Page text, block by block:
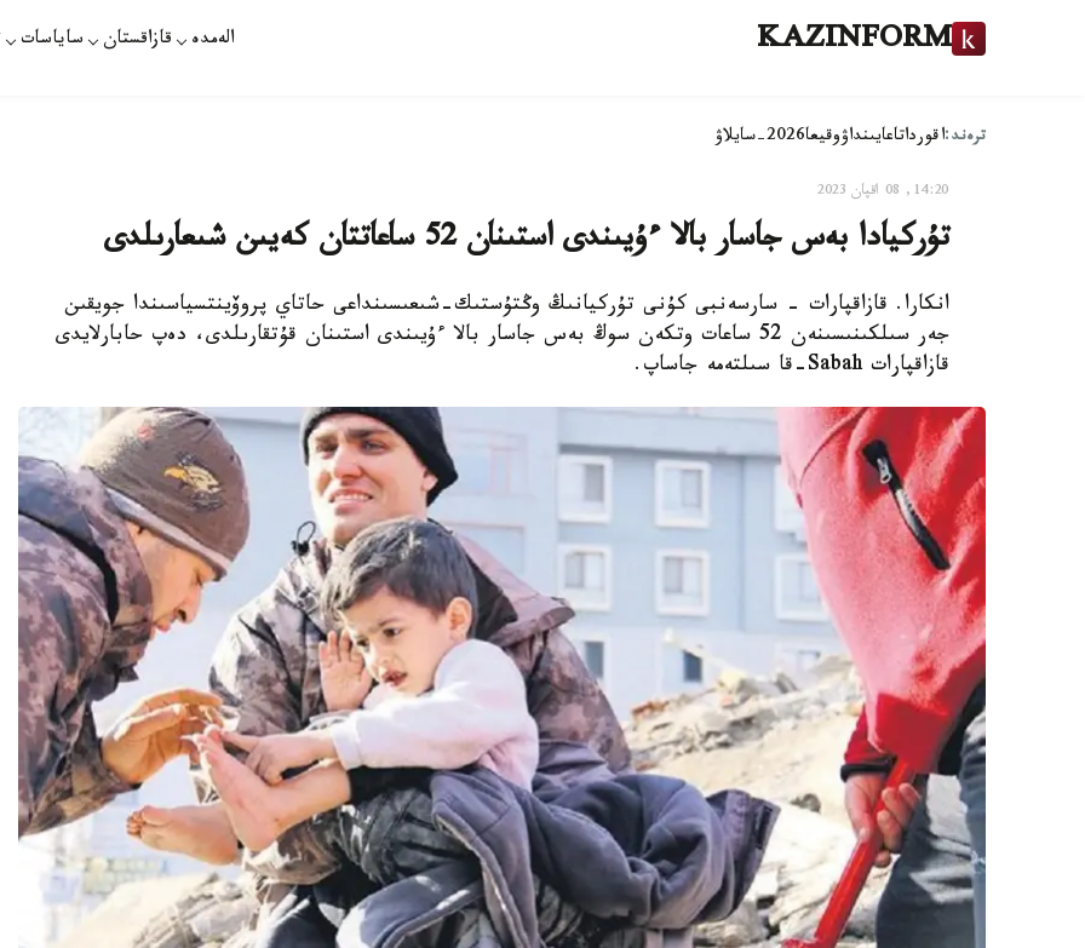
KAZINFORM الەمدە قازاقستان ساياسات
ترەند:اقورداتاعايىنداۋوقيعا2026-سايلاۋ
14:20, 08 اقپان 2023
تۇركيادا بەس جاسار بالا ءۇيىندى استىنان 52 ساعاتتان كەيىن شىعارىلدى
انكارا. قازاقپارات - سارسەنبى كۇنى تۇركيانىڭ وڭتۇستىك-شىعىسىنداعى حاتاي پروۆينتسياسىندا جويقىن
جەر سىلكىنىسىنەن 52 ساعات وتكەن سوڭ بەس جاسار بالا ءۇيىندى استىنان قۇتقارىلدى، دەپ حابارلايدى
قازاقپارات Sabah-قا سىلتەمە جاساپ.